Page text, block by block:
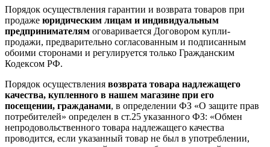
Порядок осуществления гарантии и возврата товаров при
продаже юридическим лицам и индивидуальным
предпринимателям оговаривается Договором купли-
продажи, предварительно согласованным и подписанным
обоими сторонами и регулируется только Гражданским
Кодексом РФ.
Порядок осуществления возврата товара надлежащего
качества, купленного в нашем магазине при его
посещении, гражданами, в определении ФЗ «О защите прав
потребителей» определен в ст.25 указанного ФЗ: «Обмен
непродовольственного товара надлежащего качества
проводится, если указанный товар не был в употреблении,